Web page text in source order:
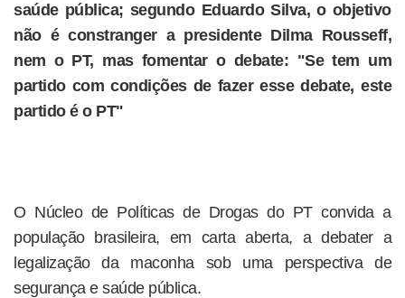
saúde pública; segundo Eduardo Silva, o objetivo
não é constranger a presidente Dilma Rousseff,
nem o PT, mas fomentar o debate: "Se tem um
partido com condições de fazer esse debate, este
partido é o PT"
O Núcleo de Políticas de Drogas do PT convida a
população brasileira, em carta aberta, a debater a
legalização da maconha sob uma perspectiva de
segurança e saúde pública.